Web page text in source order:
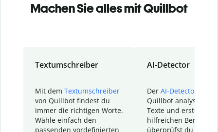
Machen Sie alles mit Quillbot
Textumschreiber
Mit dem Textumschreiber
von Quillbot findest du
immer die richtigen Worte.
Wähle einfach den
passenden vordefinierten
AI-Detector
Der AI-Detector
Quillbot analysiert
Texte und erstellt
hilfreichen Bericht.
überprüfst du